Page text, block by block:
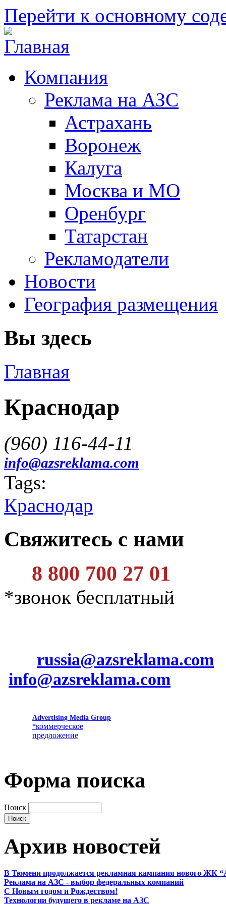
Перейти к основному
Компания
Реклама на АЗС
Астрахань
Воронеж
Калуга
Москва и МО
Оренбург
Татарстан
Рекламодатели
Новости
География размещения
Вы здесь
Главная
Краснодар
(960) 116-44-11
info@azsreklama.com
Tags:
Краснодар
Свяжитесь с нами
8 800 700 27 01
*звонок бесплатный
russia@azsreklama.com
info@azsreklama.com
Advertising Media Group
*коммерческое
предложение
Форма поиска
Поиск
Архив новостей
В Тюмени продолжается рекламная кампания нового ЖК
Реклама на АЗС - выбор федеральных компаний
С Новым годом и Рождеством!
Технологии будущего в рекламе на АЗС